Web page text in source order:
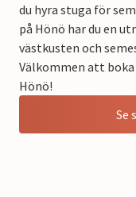
du hyra stuga för
på Hönö har du en
västkusten och
Välkommen att
Hönö!
Se